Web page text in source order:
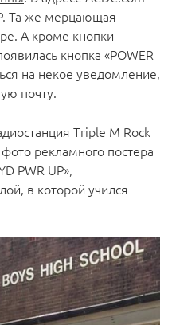
Та же мерцающая
А кроме кнопки
кнопка «POWER
на некое уведомление,
почту.
Triple M Rock
рекламного постера
PWR UP»,
в которой учился